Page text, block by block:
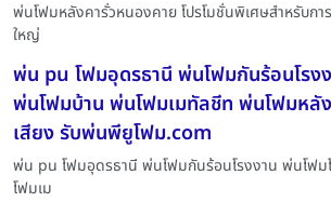
พ่นโฟมหลังคารั่วหนองคาย โปรโมชั่นพิเศษสำหรับก
ใหญ่
พ่น pu โฟมอุดรธานี พ่นโฟมกันร้อนโรง
พ่นโฟมบ้าน พ่นโฟมเมทัลชีท พ่นโฟมหลั
เสียง รับพ่นพียูโฟม.com
พ่น pu โฟมอุดรธานี พ่นโฟมกันร้อนโรงงาน พ่นโฟ
โฟมเม